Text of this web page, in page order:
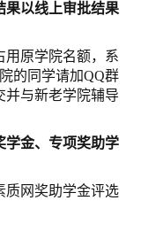
果以线上审批结果
用原学院名额，系
的同学请加QQ群
并与新老学院辅导
学金、专项奖助学
质网奖助学金评选